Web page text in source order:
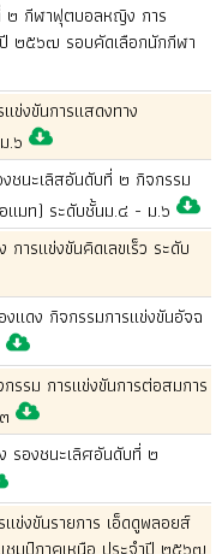
๒ กีฬาฟุตบอลหญิง การ
๒๕๖๗ รอบคัดเลือกนักกีฬา
ข่งขันการแสดงทาง
.๖
ชนะเลิสอันดับที่ ๒ กิจกรรม
แมท) ระดับชั้นม.๔ - ม.๖
ารแข่งขันคิดเลขเร็ว ระดับ
แดง กิจกรรมการแข่งขันอัจฉ
รรม การแข่งขันการต่อสมการ
รองชนะเลิศอันดับที่ ๒
ข่งขันรายการ เอ็ดดูพลอยส์